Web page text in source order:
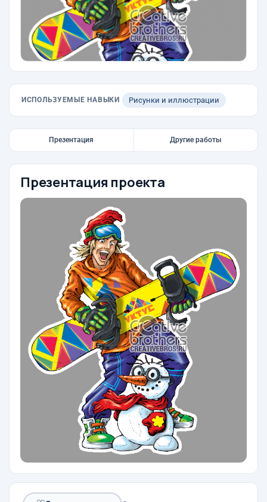
ИСПОЛЬЗУЕМЫЕ НАВЫКИ Рисунки и иллюстрации
Презентация Другие работы
Презентация проекта